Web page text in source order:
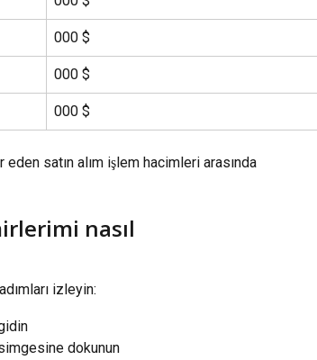
000 $
000 $
000 $
satın alım işlem hacimleri arasında
nasıl
izleyin:
dokunun